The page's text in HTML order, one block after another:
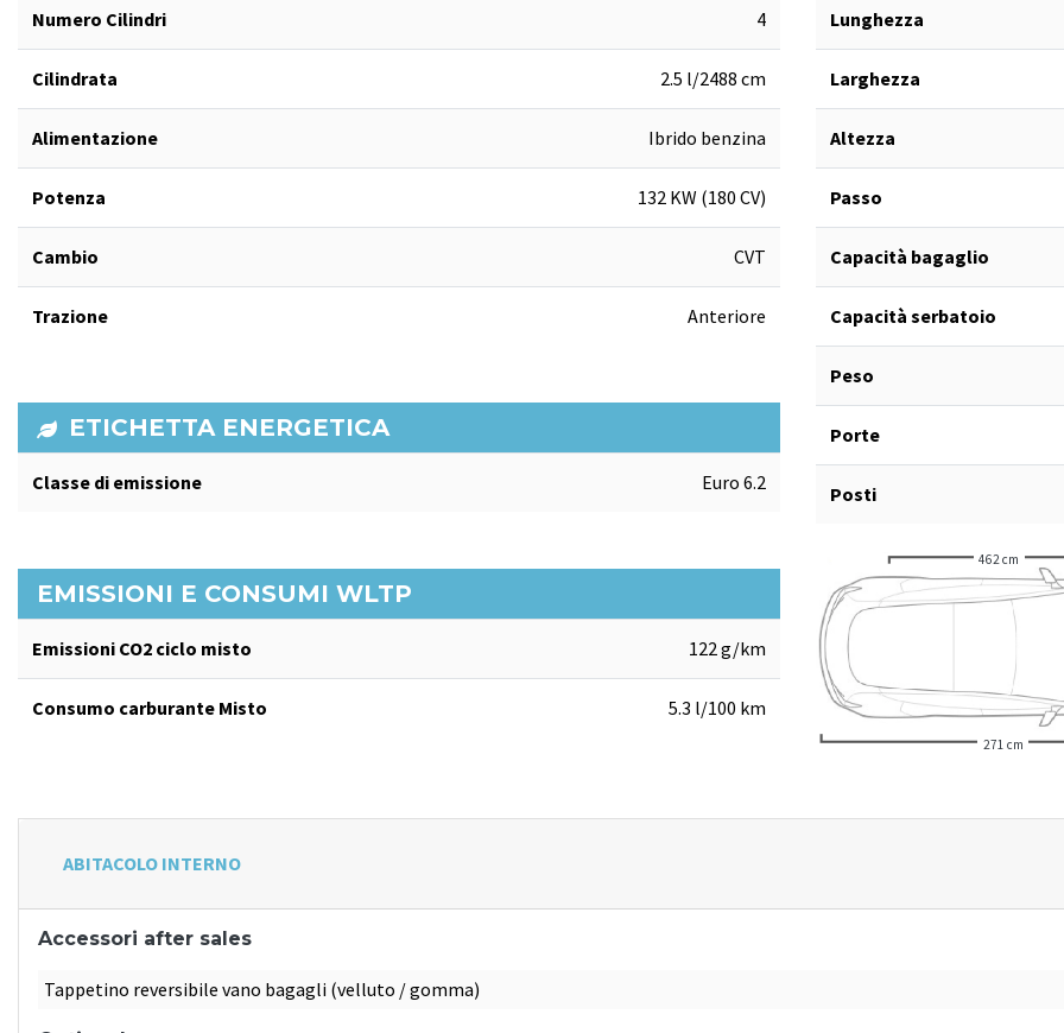
Numero Cilindri 4
Cilindrata 2.5 l/2488 cm
Alimentazione Ibrido benzina
Potenza 132 KW (180 CV)
Cambio CVT
Trazione Anteriore
ETICHETTA ENERGETICA
Classe di emissione Euro 6.2
EMISSIONI E CONSUMI WLTP
Emissioni CO2 ciclo misto 122 g/km
Consumo carburante Misto 5.3 l/100 km
Lunghezza
Larghezza
Altezza
Passo
Capacità bagaglio
Capacità serbatoio
Peso
Porte
Posti
462 cm
271 cm
ABITACOLO INTERNO
Accessori after sales
Tappetino reversibile vano bagagli (velluto / gomma)